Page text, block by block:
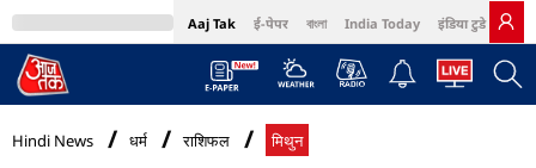
Aaj Tak ई-पेपर বাংলা India Today इंडिया टुडे हिंदी
MumbaiTak Cosmopolitan Harper's Bazaar Northeast
Hindi News धर्म राशिफल मिथुन